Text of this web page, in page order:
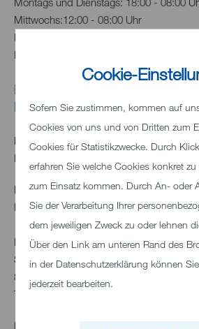
Cookie-
Sofern Sie zustimmen, kommen auf
Cookies von uns und von Dritten zum
Cookies für Statistikzwecke. Durch
erfahren Sie welche Cookies konkret
zum Einsatz kommen. Durch An- oder
Sie der Verarbeitung Ihrer
dem jeweiligen Zweck zu oder lehnen
Über den Link am unteren Rand des
in der Datenschutzerklärung können
jederzeit bearbeiten.
Mittwochs:12:00 - 08:00 Uhr
Donnerstags:18:00 - 08:00 Uhr
Freitags:16:00 - 08:00 Uhr
Notfallnummern für den
Heidenheim
Rettungsdienst
Notrufnummer 112
Polizei
Notrufnummer 110
Polizeidirektion Heidenheim
Schnaitheimer Straße 14
89520 Heidenheim
Telefon:
Feuerwehr